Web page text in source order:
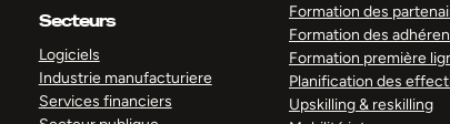
Secteurs
Logiciels
Industrie manufacturiere
Services financiers
Formation des
Formation des
Formation première
Planification des
Upskilling & reskilling